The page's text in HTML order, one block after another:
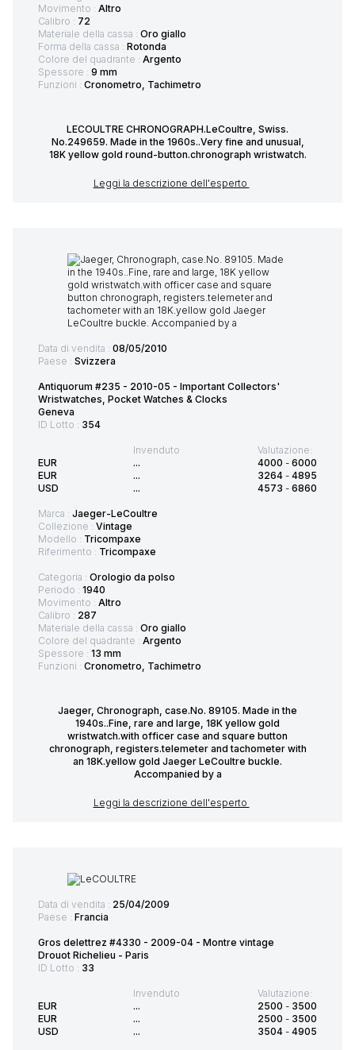
Movimento : Altro
Calibro : 72
Materiale della cassa : Oro giallo
Forma della cassa : Rotonda
Colore del quadrante : Argento
Spessore : 9 mm
Funzioni : Cronometro, Tachimetro
LECOULTRE CHRONOGRAPH.LeCoultre, Swiss.
No.249659. Made in the 1960s..Very fine and unusual,
18K yellow gold round-button.chronograph wristwatch.
Leggi la descrizione dell'esperto
Data di vendita : 08/05/2010
Paese : Svizzera
Antiquorum #235 - 2010-05 - Important Collectors'
Wristwatches, Pocket Watches & Clocks
Geneva
ID Lotto : 354
EUR
EUR
USD
Invenduto
...
...
...
Valutazione:
4000 - 6000
3264 - 4895
4573 - 6860
Marca : Jaeger-LeCoultre
Collezione : Vintage
Modello : Tricompaxe
Riferimento : Tricompaxe
Categoria : Orologio da polso
Periodo : 1940
Movimento : Altro
Calibro : 287
Materiale della cassa : Oro giallo
Colore del quadrante : Argento
Spessore : 13 mm
Funzioni : Cronometro, Tachimetro
Jaeger, Chronograph, case.No. 89105. Made in the
1940s..Fine, rare and large, 18K yellow gold
wristwatch.with officer case and square button
chronograph, registers.telemeter and tachometer with
an 18K.yellow gold Jaeger LeCoultre buckle.
Accompanied by a
Leggi la descrizione dell'esperto
Data di vendita : 25/04/2009
Paese : Francia
Gros delettrez #4330 - 2009-04 - Montre vintage
Drouot Richelieu - Paris
ID Lotto : 33
EUR
EUR
USD
Invenduto
...
...
...
Valutazione:
2500 - 3500
2500 - 3500
3504 - 4905